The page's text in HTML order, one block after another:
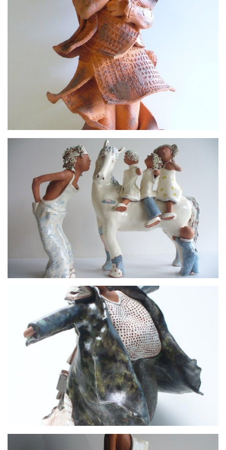
Le Verbe
Mon cheval